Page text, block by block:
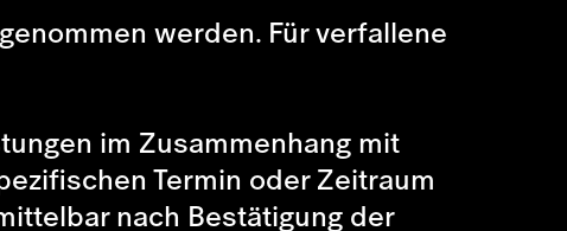
werden. Für verfallene
im Zusammenhang mit
Termin oder Zeitraum
nach Bestätigung der